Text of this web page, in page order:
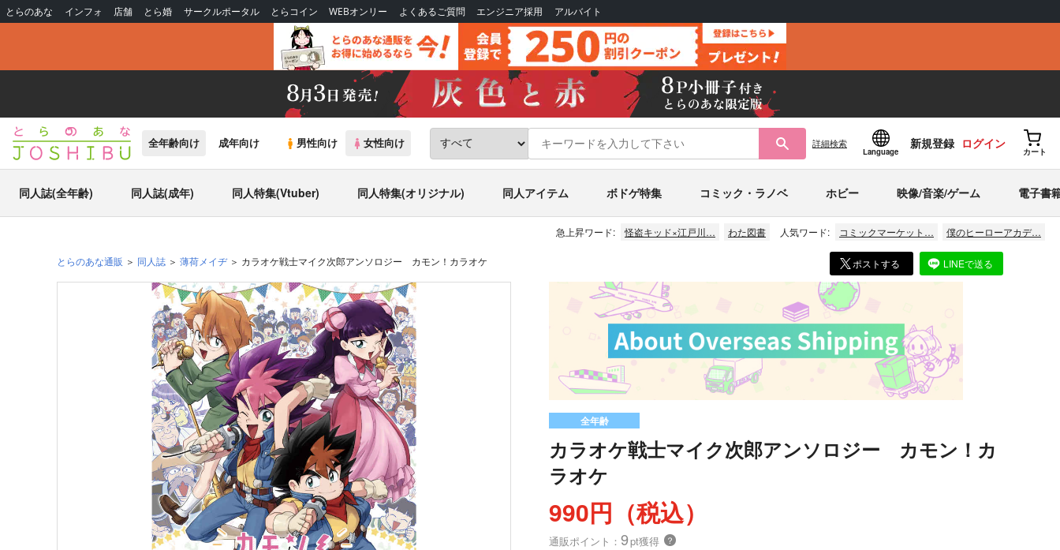
とらのあな インフォ 店舗 とら婚 サークルポータル とらコイン WEBオンリー よくあるご質問 エンジニア採用 アルバイト
全年齢向け 成年向け 男性向け 女性向け 詳細検索
Language
新規登録 ログイン
カート
同人誌(全年齢) 同人誌(成年) 同人特集(Vtuber) 同人特集(オリジナル) 同人アイテム ボドゲ特集 コミック・ラノベ ホビー 映像/音楽/ゲーム 電子書
急上昇ワード: 怪盗キッド×江戸川… わた図書 人気ワード: コミックマーケット… 僕のヒーローアカデ…
とらのあな通販 同人誌 薄荷メイヂ カラオケ戦士マイク次郎アンソロジー カモン！カラオケ ポストする LINEで送る
全年齢
カラオケ戦士マイク次郎アンソロジー カモン！カ
ラオケ
990円（税込）
通販ポイント： 9pt獲得 ？